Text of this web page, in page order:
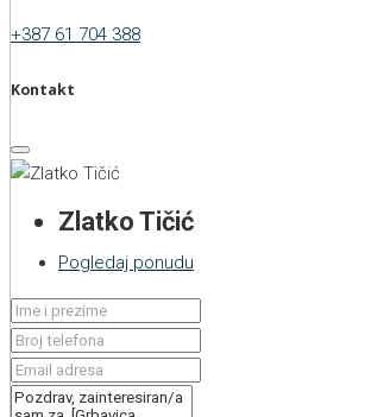
+387 61 704 388
Kontakt
Zlatko Tičić
Pogledaj ponudu